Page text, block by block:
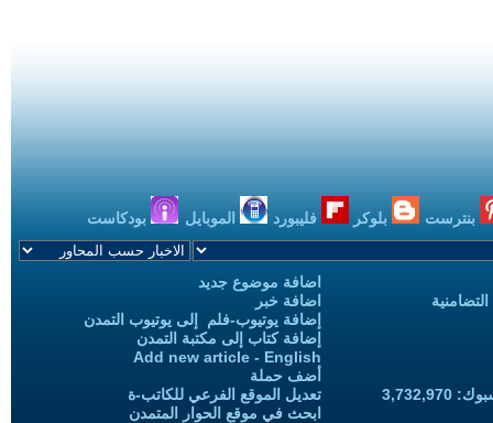
بنترست بلوكر فليبورد الموبايل بودكاست
اضافة موضوع جديد
اضافة خبر
إضافة يوتيوب-فلم إلى يوتيوب التمدن
إضافة كتاب إلى مكتبة التمدن
Add new article - English
أضف حملة
تعديل الموقع الفرعي للكاتب-ة
ابحث في موقع الحوار المتمدن